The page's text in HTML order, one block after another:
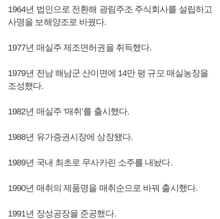
1964년 법인으로 전환해 광림주조 주식회사를 설립하고
사명을 보해양조로 바꿨다.
1977년 매실주 제조면허권을 취득했다.
1979년 전남 해남군 산이면에 14만 평 규모 매실농장을
조성했다.
1982년 매실주 ‘매취’를 출시했다.
1988년 유가증권시장에 상장됐다.
1989년 국내 최초로 무사카린 소주를 내놨다.
1990년 매취의 제품명을 매취순으로 바꿔 출시했다.
1991년 장성공장을 준공했다.